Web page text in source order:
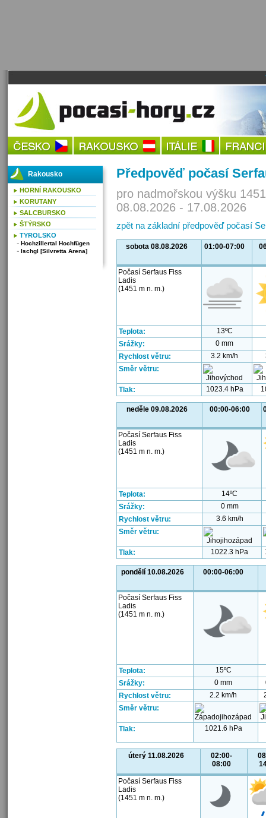
Předpověď počasí
pro nadmořskou výšku
08.08.2026 - 17.08.2026
zpět na základní předpověď počasí
sobota 08.08.2026 01:00-07:00
Počasí Serfaus Fiss
Ladis
(1451 m n. m.)
Teplota:
13ºC
Srážky:
0 mm
Rychlost větru:
3.2 km/h
Směr větru:
Tlak: 1023.4 hPa
neděle 09.08.2026 00:00-06:00
Počasí Serfaus Fiss
Ladis
(1451 m n. m.)
Teplota:
14ºC
Srážky:
0 mm
Rychlost větru:
3.6 km/h
Směr větru:
Tlak: 1022.3 hPa
pondělí 10.08.2026 00:00-06:00
Počasí Serfaus Fiss
Ladis
(1451 m n. m.)
Teplota:
15ºC
Srážky:
0 mm
Rychlost větru:
2.2 km/h
Směr větru:
Tlak: 1021.6 hPa
úterý 11.08.2026
02:00-
08:00
Počasí Serfaus Fiss
Ladis
(1451 m n. m.)
Rakousko
HORNÍ RAKOUSKO
KORUTANY
SALCBURSKO
ŠTÝRSKO
TYROLSKO
Hochzillertal Hochfügen
Ischgl [Silvretta Arena]